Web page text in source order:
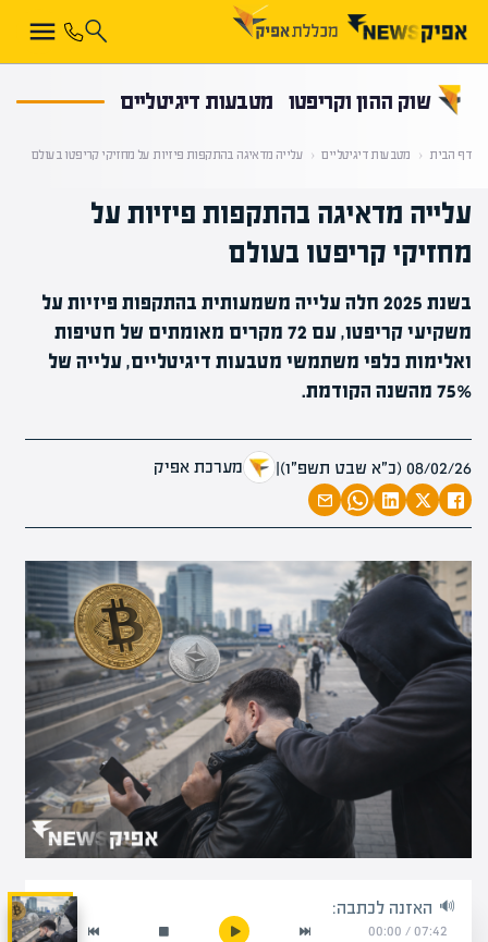
שוק ההון וקריפטו מטבעות דיגיטליים
דף הבית ‹ מטבעות דיגיטליים ‹ עלייה מדאיגה בהתקפות פיזיות על מחזיקי קריפטו בעולם
עלייה מדאיגה בהתקפות פיזיות על
מחזיקי קריפטו בעולם
בשנת 2025 חלה עלייה משמעותית בהתקפות פיזיות על
משקיעי קריפטו, עם 72 מקרים מאומתים של חטיפות
ואלימות כלפי משתמשי מטבעות דיגיטליים, עלייה של
75% מהשנה הקודמת.
08/02/26 (כ״א שבט תשפ״ו) | מערכת אפיק
האזנה לכתבה:
07:42
/
00:00